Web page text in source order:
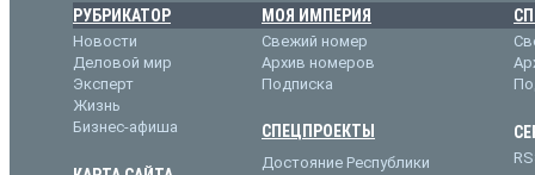
РУБРИКАТОР
Новости
Деловой мир
Эксперт
Жизнь
Бизнес-афиша
МОЯ ИМПЕРИЯ
Свежий номер
Архив номеров
Подписка
СПЕЦПРОЕКТЫ
Достояние Республики